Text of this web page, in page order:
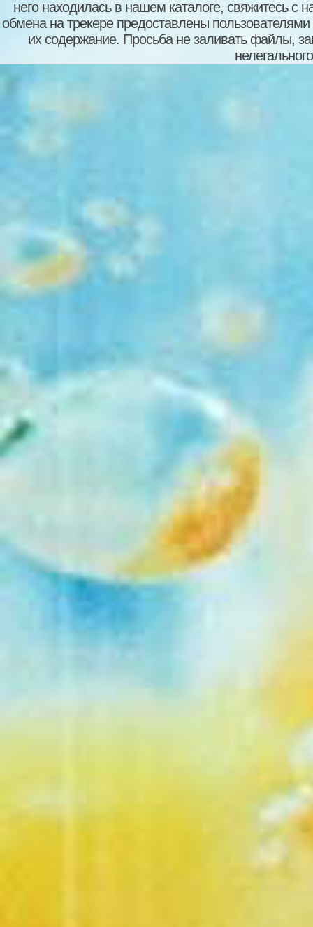
него находилась в нашем каталоге, свяжитесь
обмена на трекере предоставлены пользователями
их содержание. Просьба не заливать файлы,